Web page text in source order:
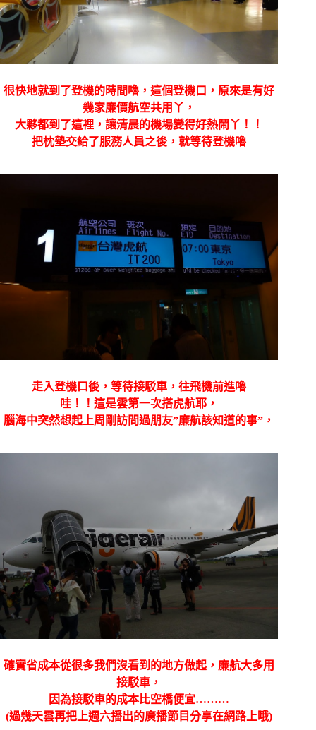
很快地就到了登機的時間嚕，這個登機口，原來是有好
幾家廉價航空共用丫，
大夥都到了這裡，讓清晨的機場變得好熱鬧丫！！
把枕墊交給了服務人員之後，就等待登機嚕
走入登機口後，等待接駁車，往飛機前進嚕
哇！！這是雲第一次搭虎航耶，
腦海中突然想起上周剛訪問過朋友”廉航該知道的事”，
確實省成本從很多我們沒看到的地方做起，廉航大多用
接駁車，
因為接駁車的成本比空橋便宜………
(過幾天雲再把上週六播出的廣播節目分享在網路上哦)